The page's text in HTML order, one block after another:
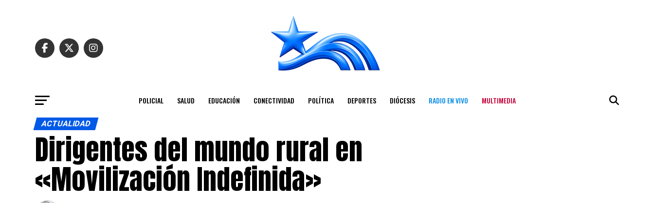
POLICIAL SALUD EDUCACIÓN CONECTIVIDAD POLÍTICA DEPORTES DIÓCESIS RADIO EN VIVO MULTIMEDIA
ACTUALIDAD
Dirigentes del mundo rural en
«Movilización Indefinida»